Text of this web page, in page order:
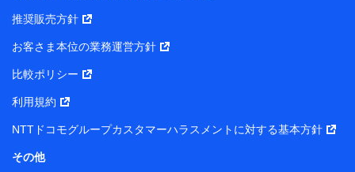
推奨販売方針
お客さま本位の業務運営方針
比較ポリシー
利用規約
NTTドコモグループカスタマーハラスメントに対する基本方針
その他